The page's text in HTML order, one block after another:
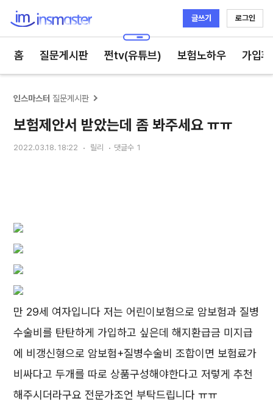
글쓰기 로그인
홈 질문게시판 쩐tv(유튜브) 보험노하우 가입
인스마스터 질문게시판
보험제안서 받았는데 좀 봐주세요 ㅠㅠ
2022.03.18. 18:22 릴리 댓글수 1
만 29세 여자입니다 저는 어린이보험으로 암보험과 질병
수술비를 탄탄하게 가입하고 싶은데 해지환급금 미지급
에 비갱신형으로 암보험+질병수술비 조합이면 보험료가
비싸다고 두개를 따로 상품구성해야한다고 저렇게 추천
해주시더라구요 전문가조언 부탁드립니다 ㅠㅠ